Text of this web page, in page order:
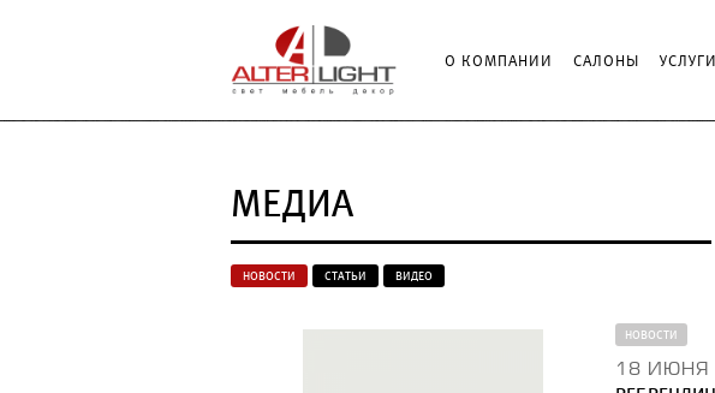
О КОМПАНИИ САЛОНЫ УСЛУГИ
МЕДИА
НОВОСТИ СТАТЬИ ВИДЕО
НОВОСТИ
18 ИЮНЯ